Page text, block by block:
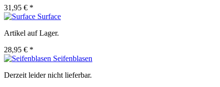
31,95 € *
Surface
Artikel auf Lager.
28,95 € *
Seifenblasen
Derzeit leider nicht lieferbar.